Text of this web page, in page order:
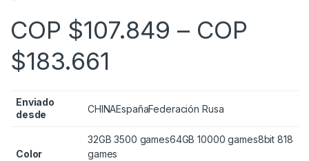
COP $107.849 – COP
$183.661
Enviado
desde
CHINAEspañaFederación Rusa
Color
32GB 3500 games64GB 10000 games8bit 818
games